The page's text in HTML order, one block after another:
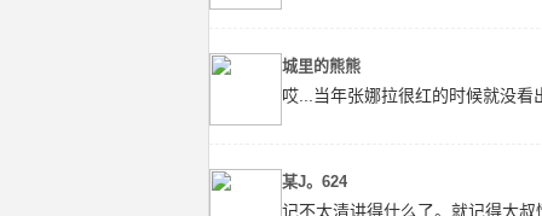
城里的熊熊
哎...当年张娜拉很红的时候就没看
某J。624
记不太清讲得什么了。就记得大叔